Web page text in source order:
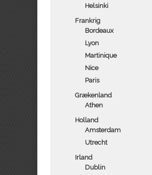
Helsinki
Frankrig
Bordeaux
Lyon
Martinique
Nice
Paris
Grækenland
Athen
Holland
Amsterdam
Utrecht
Irland
Dublin